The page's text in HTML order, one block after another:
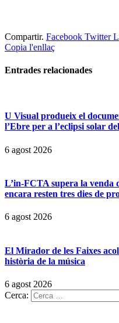
Compartir. Facebook Twitter
Copia l'enllaç
Entrades relacionades
U Visual produeix el
l’Ebre per a l’eclipsi solar
6 agost 2026
L’in-FCTA supera la venda
encara resten tres dies de
6 agost 2026
El Mirador de les Faixes
història de la música
6 agost 2026
Cerca: